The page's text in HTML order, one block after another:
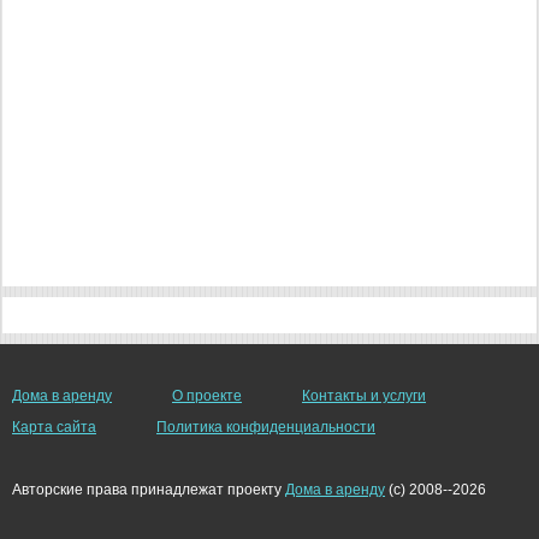
Дома в аренду О проекте
Контакты и услуги
Карта сайта
Политика конфиденциальности
Авторские права принадлежат проекту Дома в аренду (c) 2008--2026